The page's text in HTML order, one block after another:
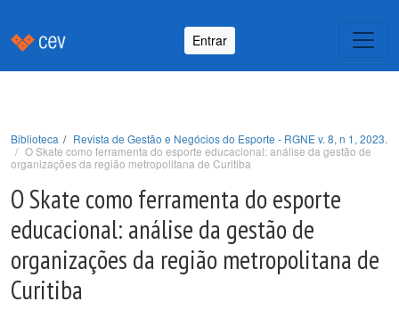
Entrar
Biblioteca
Revista de Gestão e Negócios do Esporte - RGNE v. 8, n 1, 2023.
O Skate como ferramenta do esporte educacional: análise da gestão de
organizações da região metropolitana de Curitiba
O Skate como ferramenta do esporte
educacional: análise da gestão de
organizações da região metropolitana de
Curitiba